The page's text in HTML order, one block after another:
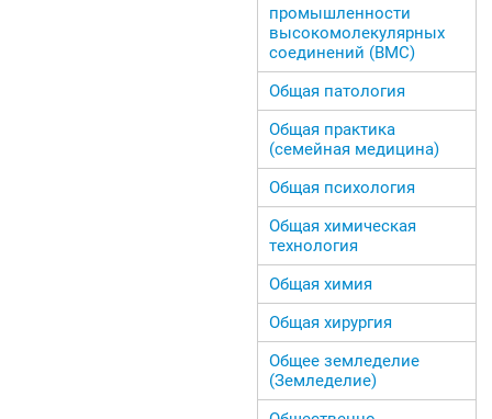
промышленности
высокомолекулярных
соединений (ВМС)
Общая патология
Общая практика
(семейная медицина)
Общая психология
Общая химическая
технология
Общая химия
Общая хирургия
Общее земледелие
(Земледелие)